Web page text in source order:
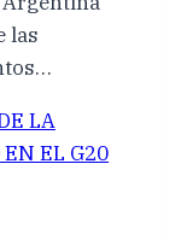
las
LA
EN EL G20